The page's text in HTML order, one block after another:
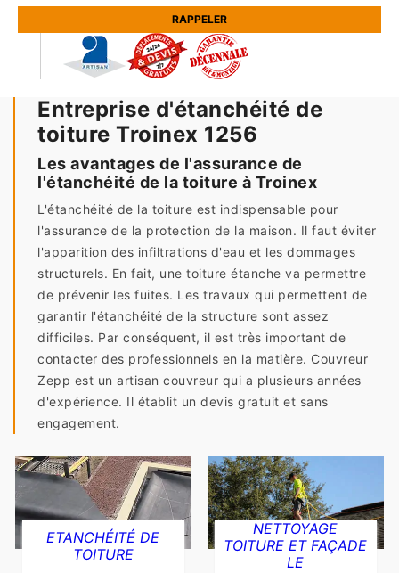
Entreprise d'étanchéité de
toiture Troinex 1256
Les avantages de l'assurance de
l'étanchéité de la toiture à Troinex
L'étanchéité de la toiture est indispensable pour
l'assurance de la protection de la maison. Il faut éviter
l'apparition des infiltrations d'eau et les dommages
structurels. En fait, une toiture étanche va permettre
de prévenir les fuites. Les travaux qui permettent de
garantir l'étanchéité de la structure sont assez
difficiles. Par conséquent, il est très important de
contacter des professionnels en la matière. Couvreur
Zepp est un artisan couvreur qui a plusieurs années
d'expérience. Il établit un devis gratuit et sans
engagement.
ETANCHÉITÉ DE
TOITURE
NETTOYAGE
TOITURE ET FAÇADE
LE